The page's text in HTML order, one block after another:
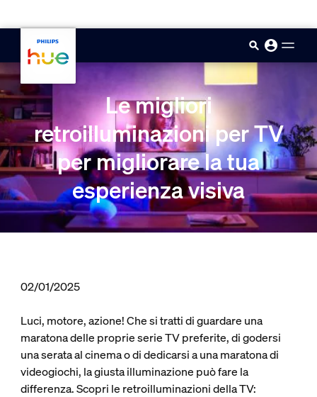
Le migliori
retroilluminazioni per TV
per migliorare la tua
esperienza visiva
02/01/2025
Luci, motore, azione! Che si tratti di guardare una
maratona delle proprie serie TV preferite, di godersi
una serata al cinema o di dedicarsi a una maratona di
videogiochi, la giusta illuminazione può fare la
differenza. Scopri le retroilluminazioni della TV: